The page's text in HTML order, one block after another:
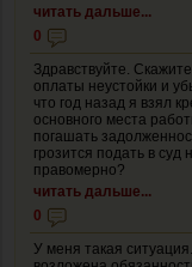
читать дальше...
0
Здравствуйте.
оплаты неустойки и
что год назад я взял
основного места
погашать
грозится подать в
правомерно?
читать дальше...
0
У меня такая